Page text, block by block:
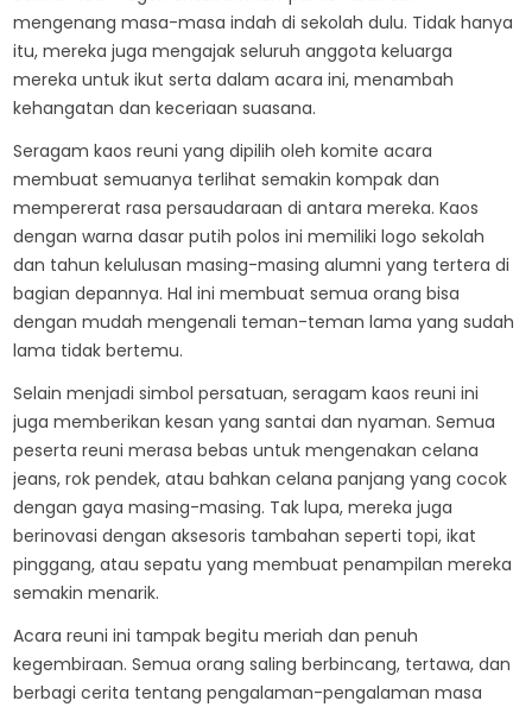
mengenang masa-masa indah di sekolah dulu. Tidak hanya
itu, mereka juga mengajak seluruh anggota keluarga
mereka untuk ikut serta dalam acara ini, menambah
kehangatan dan keceriaan suasana.
Seragam kaos reuni yang dipilih oleh komite acara
membuat semuanya terlihat semakin kompak dan
mempererat rasa persaudaraan di antara mereka. Kaos
dengan warna dasar putih polos ini memiliki logo sekolah
dan tahun kelulusan masing-masing alumni yang tertera di
bagian depannya. Hal ini membuat semua orang bisa
dengan mudah mengenali teman-teman lama yang sudah
lama tidak bertemu.
Selain menjadi simbol persatuan, seragam kaos reuni ini
juga memberikan kesan yang santai dan nyaman. Semua
peserta reuni merasa bebas untuk mengenakan celana
jeans, rok pendek, atau bahkan celana panjang yang cocok
dengan gaya masing-masing. Tak lupa, mereka juga
berinovasi dengan aksesoris tambahan seperti topi, ikat
pinggang, atau sepatu yang membuat penampilan mereka
semakin menarik.
Acara reuni ini tampak begitu meriah dan penuh
kegembiraan. Semua orang saling berbincang, tertawa, dan
berbagi cerita tentang pengalaman-pengalaman masa